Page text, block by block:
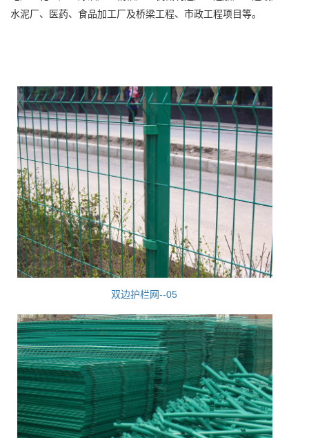
水泥厂、医药、食品加工厂及桥梁工程、市政工程项目等。
双边护栏网--05